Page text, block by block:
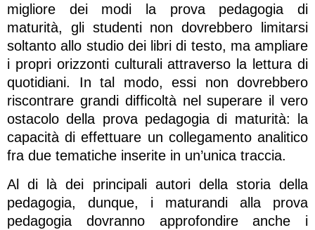
migliore dei modi la prova pedagogia di
maturità, gli studenti non dovrebbero limitarsi
soltanto allo studio dei libri di testo, ma ampliare
i propri orizzonti culturali attraverso la lettura di
quotidiani. In tal modo, essi non dovrebbero
riscontrare grandi difficoltà nel superare il vero
ostacolo della prova pedagogia di maturità: la
capacità di effettuare un collegamento analitico
fra due tematiche inserite in un’unica traccia.
Al di là dei principali autori della storia della
pedagogia, dunque, i maturandi alla prova
pedagogia dovranno approfondire anche i